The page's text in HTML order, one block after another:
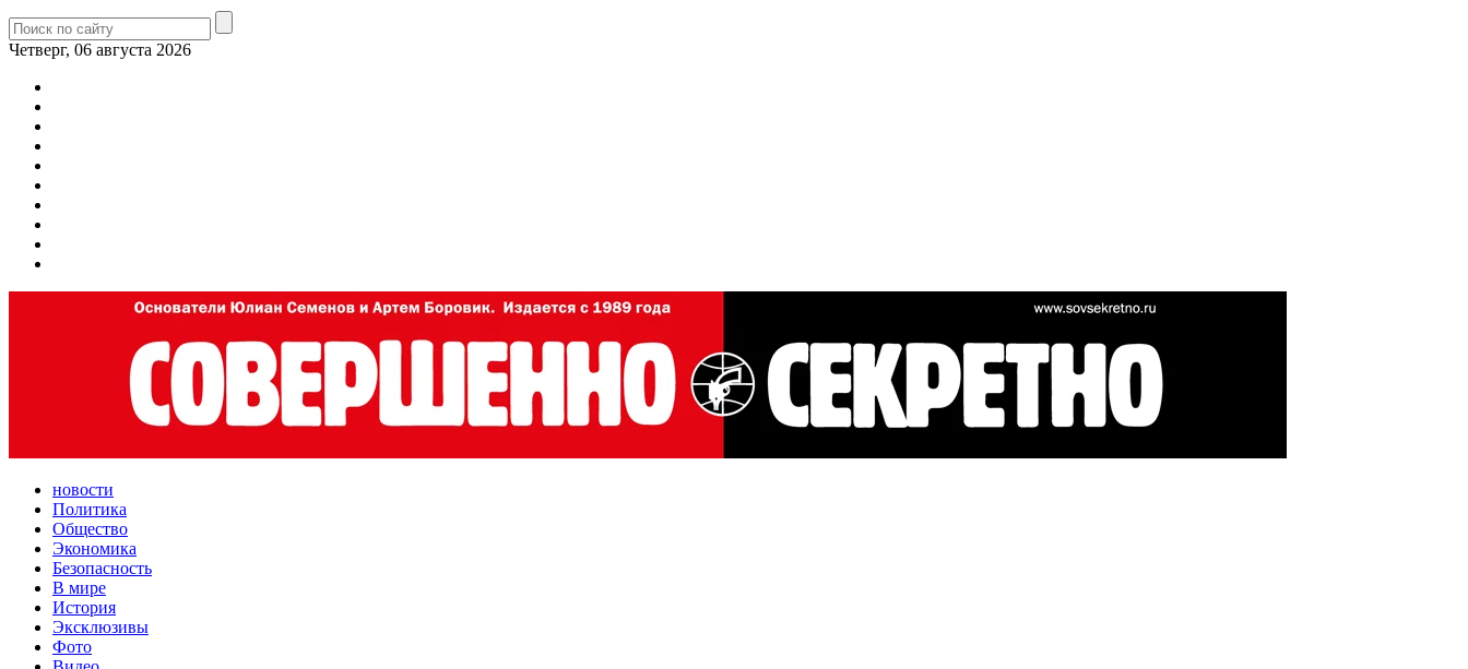
Четверг, 06 августа 2026
новости
Политика
Общество
Экономика
Безопасность
В мире
История
Эксклюзивы
Фото